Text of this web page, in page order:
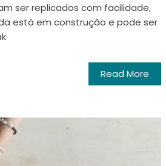
ser replicados com facilidade,
está em construção e pode ser
Read More